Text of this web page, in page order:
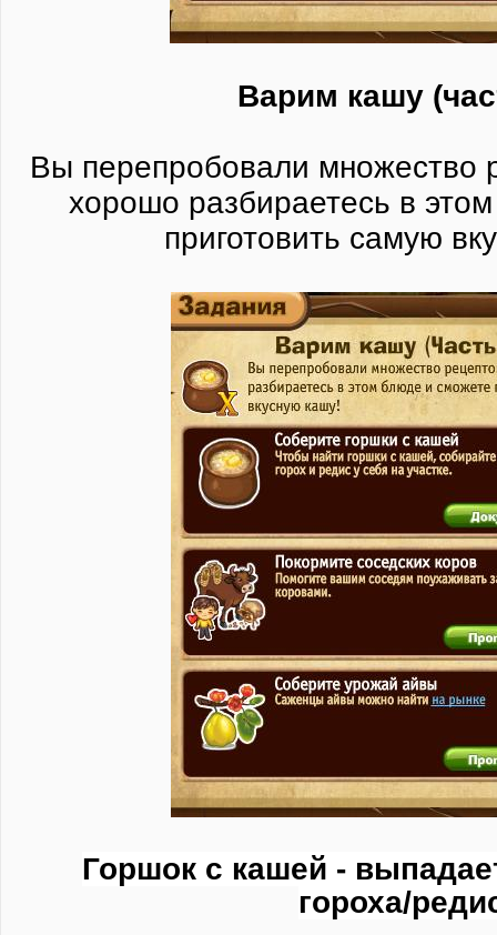
Варим кашу
Вы перепробовали множество
хорошо разбираетесь в
приготовить самую
Горшок с кашей -
гороха/